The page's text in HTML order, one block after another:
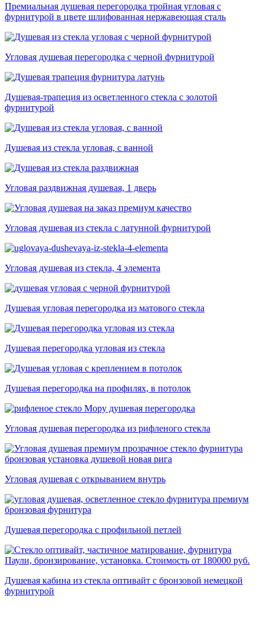
Премиальная душевая перегородка тройная угловая с
фурнитурой в цвете шлифованная нержавеющая сталь
Угловая душевая перегородка с черной фурнитурой
Душевая-трапеция из осветленного стекла с золотой
фурнитурой
Душевая из стекла угловая, с ванной
Угловая раздвижная душевая, 1 дверь
Угловая душевая из стекла с латунной фурнитурой
Угловая душевая из стекла, 4 элемента
Душевая угловая перегородка из матового стекла
Душевая перегородка угловая из стекла
Душевая перегородка на профилях, в потолок
Угловая душевая перегородка из рифленого стекла
Угловая душевая с открыванием внутрь
Душевая перегородка с профильной петлей
Душевая кабина из стекла оптивайт с бронзовой немецкой
фурнитурой